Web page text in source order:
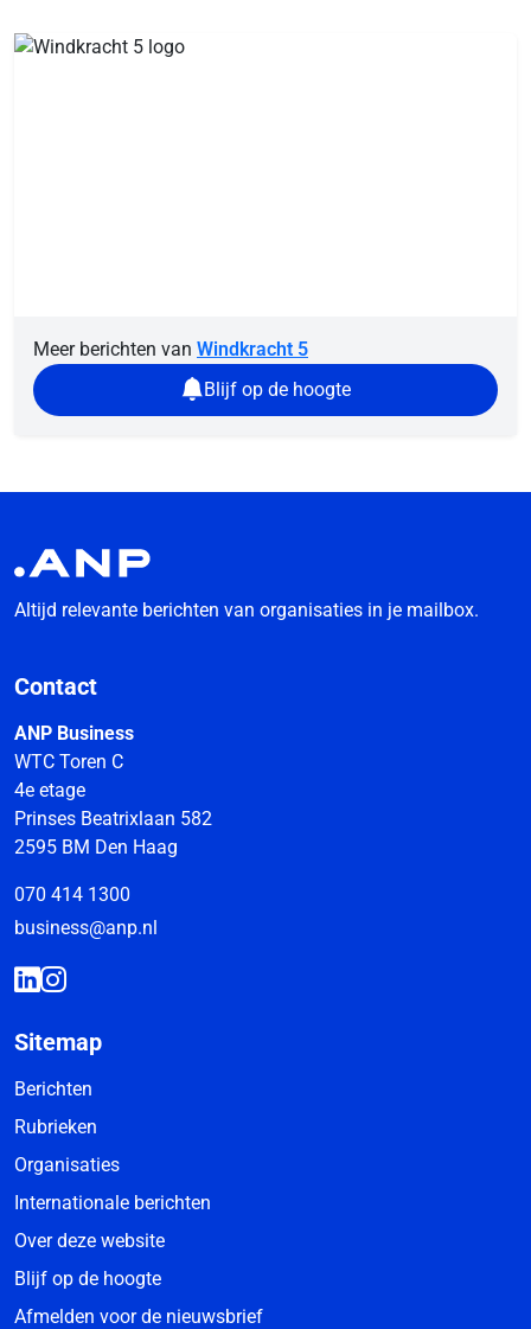
Meer berichten van Windkracht 5
Blijf op de hoogte
Altijd relevante berichten van organisaties in je mailbox.
Contact
ANP Business
WTC Toren C
4e etage
Prinses Beatrixlaan 582
2595 BM Den Haag
070 414 1300
business@anp.nl
Sitemap
Berichten
Rubrieken
Organisaties
Internationale berichten
Over deze website
Blijf op de hoogte
Afmelden voor de nieuwsbrief